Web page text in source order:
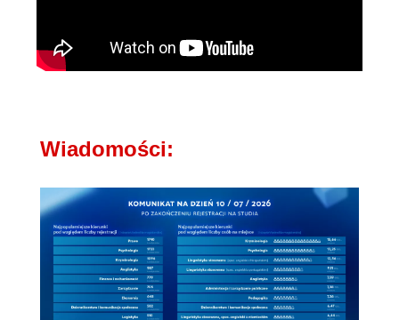
Wiadomości: